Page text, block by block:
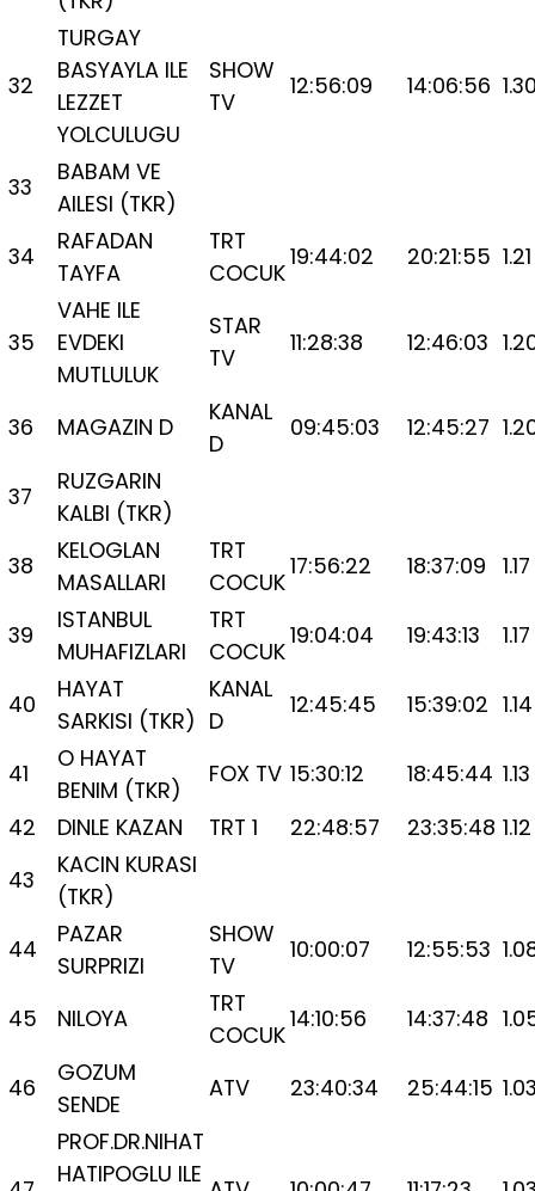
32
TURGAY
BASYAYLA ILE
LEZZET
YOLCULUGU
SHOW
TV
12:56:09 14:06:56
33
BABAM VE
AILESI (TKR)
34
RAFADAN
TAYFA
TRT
COCUK
19:44:02 20:21:55 1.21
35
VAHE ILE
EVDEKI
MUTLULUK
STAR
TV
11:28:38 12:46:03
36 MAGAZIN D
KANAL
D
09:45:03 12:45:27
37
RUZGARIN
KALBI (TKR)
38
KELOGLAN
MASALLARI
TRT
COCUK
17:56:22 18:37:09 1.17
39
ISTANBUL
MUHAFIZLARI
TRT
COCUK
19:04:04 19:43:13 1.17
40
HAYAT
SARKISI (TKR)
KANAL
D
12:45:45 15:39:02 1.14
41
O HAYAT
BENIM (TKR)
FOX TV 15:30:12 18:45:44 1.13
42
DINLE KAZAN TRT 1 22:48:57 23:35:48 1.12
43
KACIN KURASI
(TKR)
44
PAZAR
SURPRIZI
SHOW
TV
10:00:07 12:55:53
45 NILOYA
TRT
COCUK
14:10:56 14:37:48
46
GOZUM
SENDE
ATV 23:40:34 25:44:15
PROF.DR.NIHAT
HATIPOGLU ILE